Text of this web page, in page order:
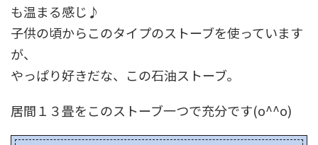
も温まる感じ♪
子供の頃からこのタイプのストーブを使っています
が、
やっぱり好きだな、この石油ストーブ。
居間１３畳をこのストーブ一つで充分です(o^^o)